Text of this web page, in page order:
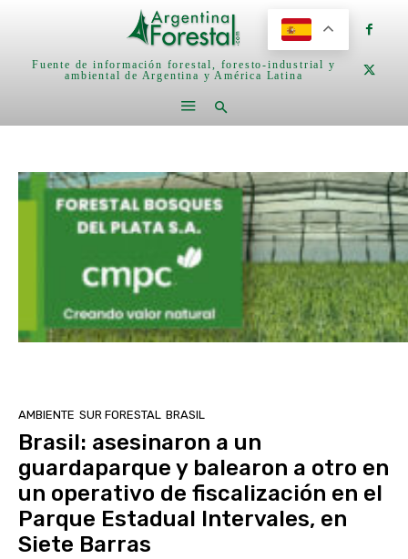
Fuente de información forestal, foresto-industrial y
ambiental de Argentina y América Latina
AMBIENTE SUR FORESTAL BRASIL
Brasil: asesinaron a un
guardaparque y balearon a otro en
un operativo de fiscalización en el
Parque Estadual Intervales, en
Siete Barras